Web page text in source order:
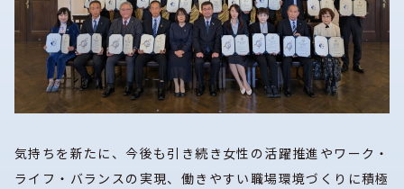
気持ちを新たに、今後も引き続き女性の活躍推進やワーク・
ライフ・バランスの実現、働きやすい職場環境づくりに積極